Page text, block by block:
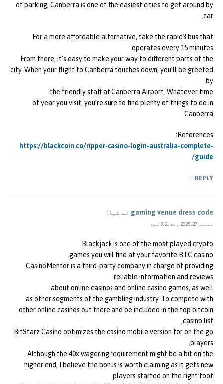
of parking, Canberra is one of the easiest cities to get around by
car.
For a more affordable alternative, take the rapid3 bus that
operates every 15 minutes.
From there, it’s easy to make your way to different parts of the
city. When your flight to Canberra touches down, you’ll be greeted
by
the friendly staff at Canberra Airport. Whatever time
of year you visit, you’re sure to find plenty of things to do in
Canberra.
References:
https://blackcoin.co/ripper-casino-login-australia-complete-
guide/
REPLY
gaming venue dress code نے کہا:
دسمبر 27, 2025 وقت 8:51 صبح
Blackjack is one of the most played crypto
games you will find at your favorite BTC casino.
CasinoMentor is a third-party company in charge of providing
reliable information and reviews
about online casinos and online casino games, as well
as other segments of the gambling industry. To compete with
other online casinos out there and be included in the top bitcoin
casino list,
BitStarz Casino optimizes the casino mobile version for on the go
players.
Although the 40x wagering requirement might be a bit on the
higher end, I believe the bonus is worth claiming as it gets new
players started on the right foot.